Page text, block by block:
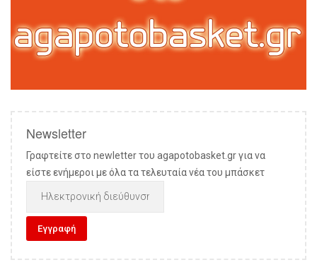
Newsletter
Γραφτείτε στο newletter του agapotobasket.gr για να
είστε ενήμεροι με όλα τα τελευταία νέα του μπάσκετ